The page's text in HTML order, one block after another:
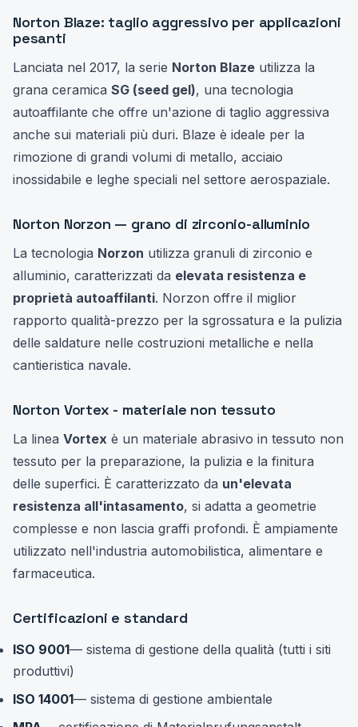
Norton Blaze: taglio aggressivo per applicazioni
pesanti
Lanciata nel 2017, la serie Norton Blaze utilizza la
grana ceramica SG (seed gel), una tecnologia
autoaffilante che offre un'azione di taglio aggressiva
anche sui materiali più duri. Blaze è ideale per la
rimozione di grandi volumi di metallo, acciaio
inossidabile e leghe speciali nel settore aerospaziale.
Norton Norzon — grano di zirconio-alluminio
La tecnologia Norzon utilizza granuli di zirconio e
alluminio, caratterizzati da elevata resistenza e
proprietà autoaffilanti. Norzon offre il miglior
rapporto qualità-prezzo per la sgrossatura e la pulizia
delle saldature nelle costruzioni metalliche e nella
cantieristica navale.
Norton Vortex - materiale non tessuto
La linea Vortex è un materiale abrasivo in tessuto non
tessuto per la preparazione, la pulizia e la finitura
delle superfici. È caratterizzato da un'elevata
resistenza all'intasamento, si adatta a geometrie
complesse e non lascia graffi profondi. È ampiamente
utilizzato nell'industria automobilistica, alimentare e
farmaceutica.
Certificazioni e standard
ISO 9001— sistema di gestione della qualità (tutti i siti
produttivi)
ISO 14001— sistema di gestione ambientale